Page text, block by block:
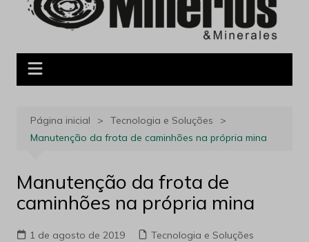
Página inicial
Tecnologia e Soluções
Manutenção da frota de caminhões na própria mina
Manutenção da frota de
caminhões na própria mina
1 de agosto de 2019 Tecnologia e Soluções